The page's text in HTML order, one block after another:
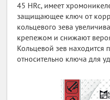
45 HRc, имеет
защищающее ключ от
кольцевого зева
крепежом и снижают
Кольцевой зев находится
относительно ключа для